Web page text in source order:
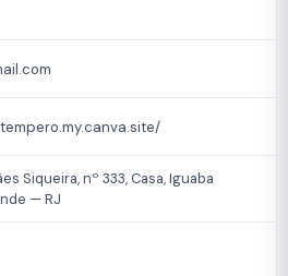
Siqueira, nº 333, Casa, Iguaba
— RJ